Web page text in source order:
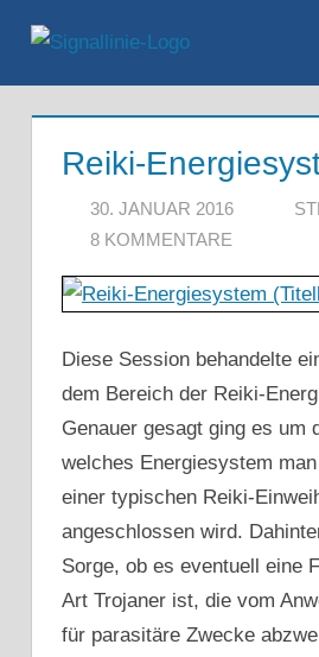
Inhalt
springen
Reiki-
30. JANUAR 2016
8 KOMMENTARE
Diese Session behandelte
dem Bereich der Reiki-
Genauer gesagt ging es um
welches Energiesystem
einer typischen Reiki-
angeschlossen wird.
Sorge, ob es eventuell eine
Art Trojaner ist, die vom
für parasitäre Zwecke